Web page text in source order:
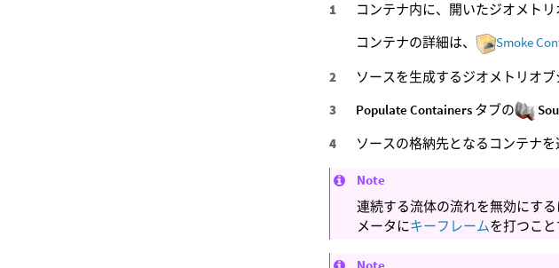
コンテナ内に、開いたジオメトリ
コンテナの詳細は、
Smoke
ソースを生成するジオメトリオブ
Populate Containers タブの
ソースの格納先となるコンテナを
Note
連続する流体の流れを無効にす
メータにキーフレームを打つこ